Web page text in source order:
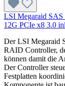
LSI Megaraid
12G PCIe x8 3.0
Der LSI Megaraid
RAID Controller,
können damit die
Der Controller
Festplatten